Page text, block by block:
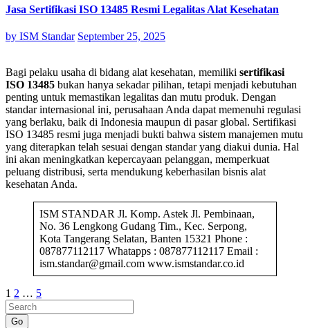
Jasa Sertifikasi ISO 13485 Resmi Legalitas Alat Kesehatan
by ISM Standar September 25, 2025
Bagi pelaku usaha di bidang alat kesehatan, memiliki sertifikasi
ISO 13485 bukan hanya sekadar pilihan, tetapi menjadi kebutuhan
penting untuk memastikan legalitas dan mutu produk. Dengan
standar internasional ini, perusahaan Anda dapat memenuhi regulasi
yang berlaku, baik di Indonesia maupun di pasar global. Sertifikasi
ISO 13485 resmi juga menjadi bukti bahwa sistem manajemen mutu
yang diterapkan telah sesuai dengan standar yang diakui dunia. Hal
ini akan meningkatkan kepercayaan pelanggan, memperkuat
peluang distribusi, serta mendukung keberhasilan bisnis alat
kesehatan Anda.
ISM STANDAR Jl. Komp. Astek Jl. Pembinaan,
No. 36 Lengkong Gudang Tim., Kec. Serpong,
Kota Tangerang Selatan, Banten 15321 Phone :
087877112117 Whatapps : 087877112117 Email :
ism.standar@gmail.com www.ismstandar.co.id
Posts
pagination
1 2 … 5
Go